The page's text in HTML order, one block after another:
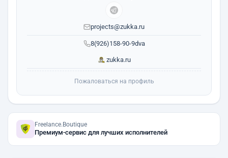
8(926)158-90-9dva
projects@zukka.ru
zukka.ru
Пожаловаться на профиль
Freelance.Boutique
Премиум-сервис для лучших исполнителей